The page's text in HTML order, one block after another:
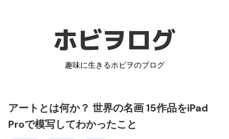
ホビヲログ
趣味に生きるホビヲのブログ
アートとは何か？ 世界の名画 15作品をiPad
Proで模写してわかったこと